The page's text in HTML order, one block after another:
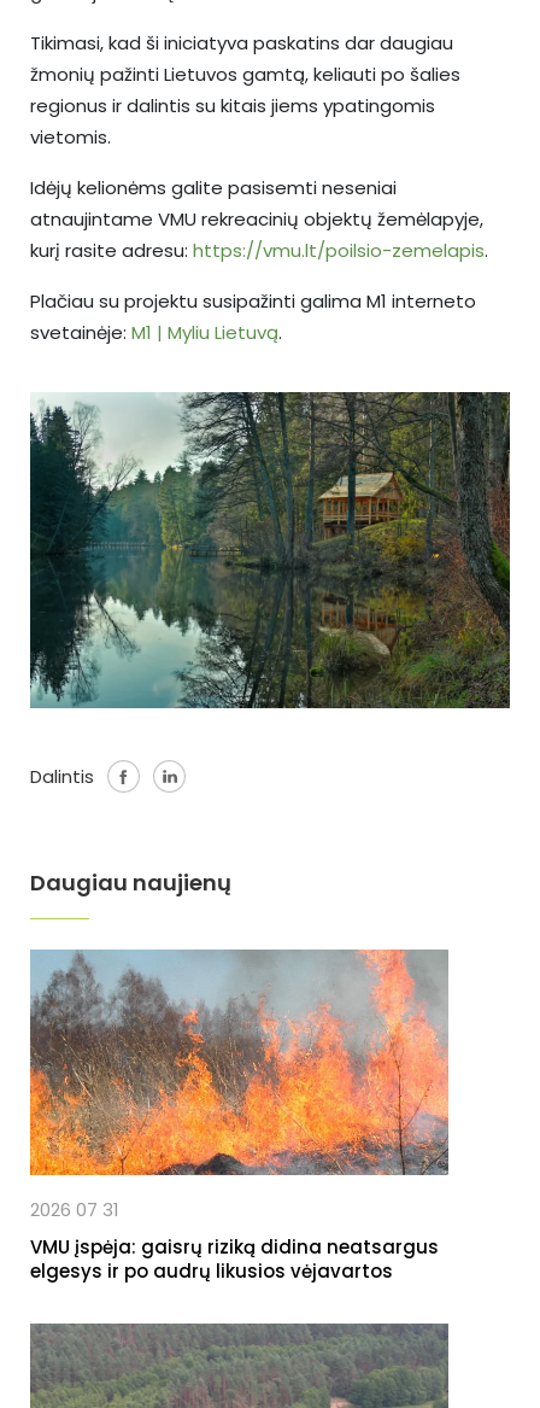
Tikimasi, kad ši iniciatyva paskatins dar daugiau
žmonių pažinti Lietuvos gamtą, keliauti po šalies
regionus ir dalintis su kitais jiems ypatingomis
vietomis.
Idėjų kelionėms galite pasisemti neseniai
atnaujintame VMU rekreacinių objektų žemėlapyje,
kurį rasite adresu: https://vmu.lt/poilsio-zemelapis.
Plačiau su projektu susipažinti galima M1 interneto
svetainėje: M1 | Myliu Lietuvą.
Dalintis
Daugiau naujienų
2026 07 31
VMU įspėja: gaisrų riziką didina neatsargus
elgesys ir po audrų likusios vėjavartos